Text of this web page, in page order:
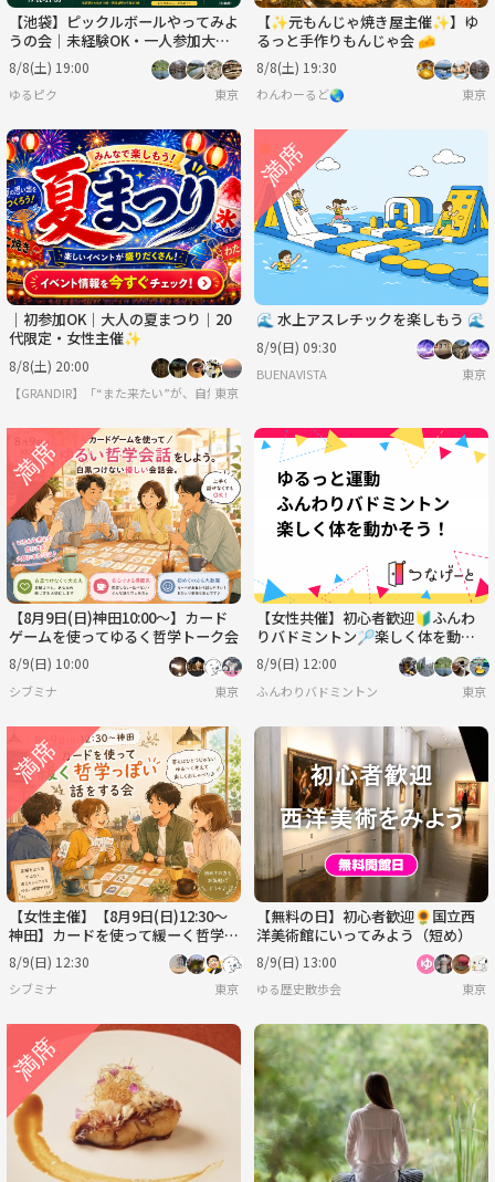
【池袋】ピックルボールやってみよ
うの会｜未経験OK・一人参加大歓
迎
8/8(土) 19:00
ゆるピク 東京
【✨元もんじゃ焼き屋主催✨】ゆ
るっと手作りもんじゃ会 🧀
8/8(土) 19:30
わんわーるど🌏 東京
｜初参加OK｜大人の夏まつり｜20
代限定・女性主催✨
8/8(土) 20:00
【GRANDIR】「“また来たい”が、自然と増えていくコミュニティ
東京
🌊 水上アスレチックを楽しもう 🌊
8/9(日) 09:30
BUENAVISTA 東京
【8月9日(日)神田10:00～】カード
ゲームを使ってゆるく哲学トーク会
8/9(日) 10:00
シブミナ 東京
【女性共催】初心者歓迎🔰ふんわ
りバドミントン🏸楽しく体を動か
そう！
8/9(日) 12:00
ふんわりバドミントン 東京
【女性主催】【8月9日(日)12:30～
神田】カードを使って緩ーく哲学っ
ぽい事を話す会
8/9(日) 12:30
シブミナ 東京
【無料の日】初心者歓迎🌻国立西
洋美術館にいってみよう（短め）
8/9(日) 13:00
ゆる歴史散歩会 東京